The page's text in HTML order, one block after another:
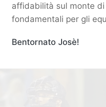
affidabilità sul monte
fondamentali per gli
Bentornato Josè!